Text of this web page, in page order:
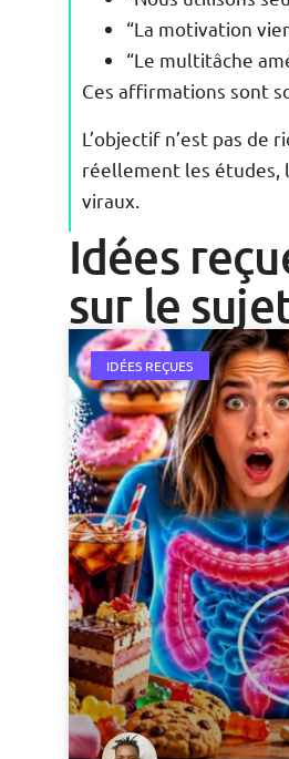
“La motivation
“Le multitâche
Ces affirmations sont
L’objectif n’est pas de
réellement les études,
viraux.
Idées
sur le
IDÉES REÇUES